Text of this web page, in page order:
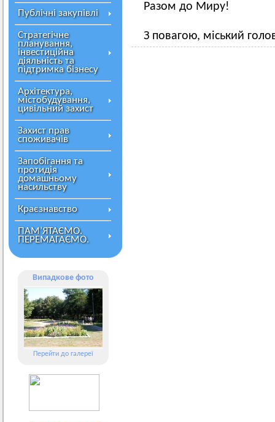
Публічні закупівлі
Стратегічне
планування,
інвестиційна
діяльність та
підтримка бізнесу
Архітектура,
містобудування,
цивільний захист
Захист прав
споживачів
Запобігання та
протидія
домашньому
насильству
Краєзнавство
ПАМ’ЯТАЄМО.
ПЕРЕМАГАЄМО.
Випадкове фото
Перейти до галереї
Разом до Миру!
З повагою, міський